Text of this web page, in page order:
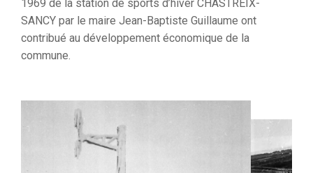
1969 de la station de sports d’hiver CHASTREIX-
SANCY par le maire Jean-Baptiste Guillaume ont
contribué au développement économique de la
commune.